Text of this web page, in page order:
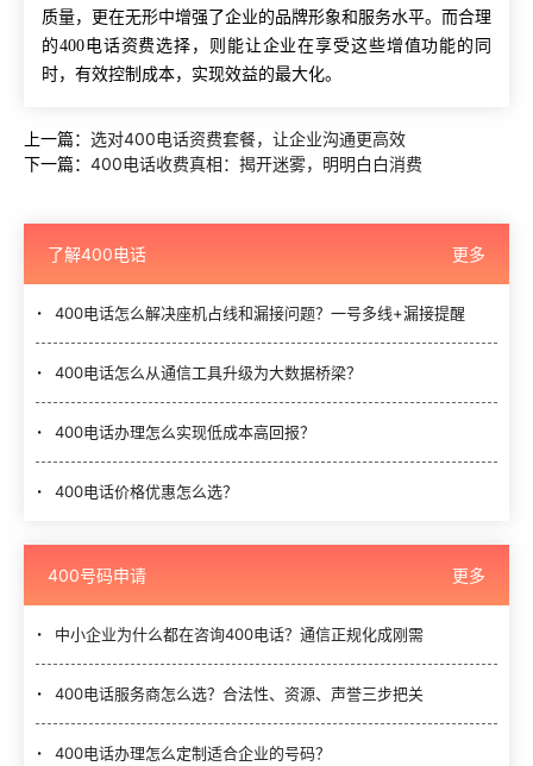
质量，更在无形中增强了企业的品牌形象和服务水平。而合理
的400电话资费选择，则能让企业在享受这些增值功能的同
时，有效控制成本，实现效益的最大化。
上一篇： 选对400电话资费套餐，让企业沟通更高效
下一篇： 400电话收费真相：揭开迷雾，明明白白消费
了解400电话 更多
400电话怎么解决座机占线和漏接问题？一号多线+漏接提醒
400电话怎么从通信工具升级为大数据桥梁？
400电话办理怎么实现低成本高回报？
400电话价格优惠怎么选？
400号码申请 更多
中小企业为什么都在咨询400电话？通信正规化成刚需
400电话服务商怎么选？合法性、资源、声誉三步把关
400电话办理怎么定制适合企业的号码？